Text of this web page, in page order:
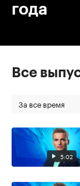
года
Все
За все время
5:02